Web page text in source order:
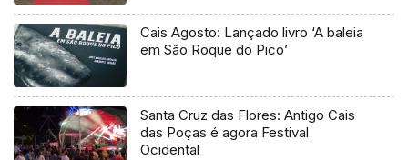
Cais Agosto: Lançado livro ‘A baleia
em São Roque do Pico’
Santa Cruz das Flores: Antigo Cais
das Poças é agora Festival
Ocidental